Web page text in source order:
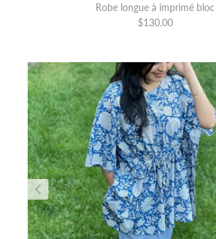
Robe longue à imprimé bloc
$130.00